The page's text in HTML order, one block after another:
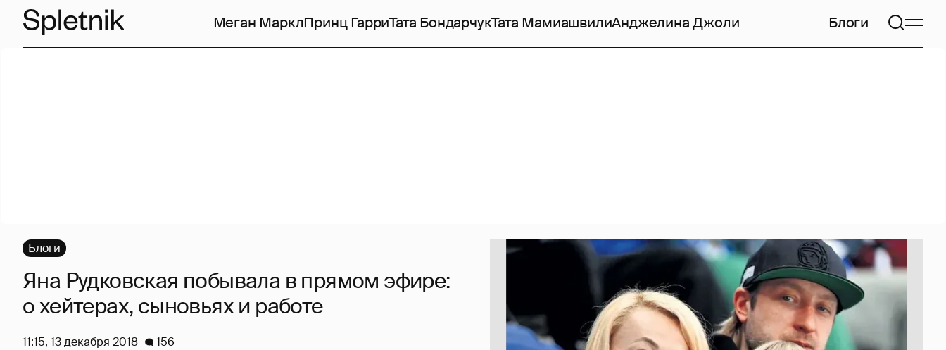
Меган МарклПринц ГарриТата БондарчукТата МамиашвилиАнджелина Джоли Блоги
Блоги
Яна Рудковская побывала в прямом эфире:
о хейтерах, сыновьях и работе
11:15, 13 декабря 2018
156